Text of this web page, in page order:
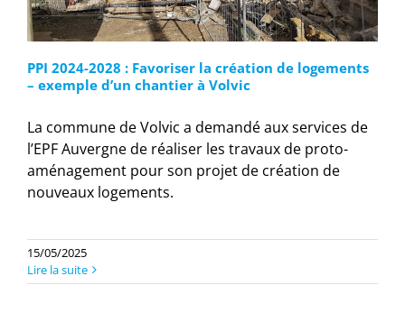
PPI 2024-2028 : Favoriser la création de logements
– exemple d’un chantier à Volvic
La commune de Volvic a demandé aux services de
l’EPF Auvergne de réaliser les travaux de proto-
aménagement pour son projet de création de
nouveaux logements.
15/05/2025
Lire la suite